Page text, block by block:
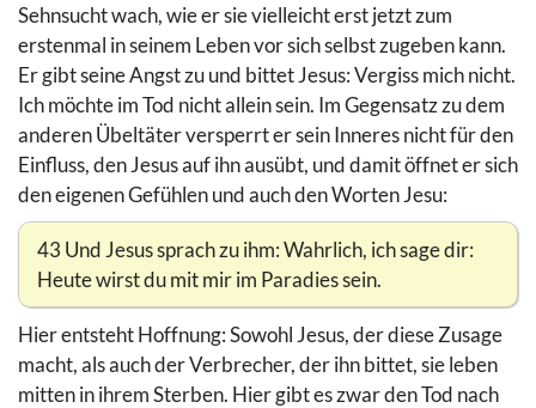
Sehnsucht wach, wie er sie vielleicht erst jetzt zum
erstenmal in seinem Leben vor sich selbst zugeben kann.
Er gibt seine Angst zu und bittet Jesus: Vergiss mich nicht.
Ich möchte im Tod nicht allein sein. Im Gegensatz zu dem
anderen Übeltäter versperrt er sein Inneres nicht für den
Einfluss, den Jesus auf ihn ausübt, und damit öffnet er sich
den eigenen Gefühlen und auch den Worten Jesu:
43 Und Jesus sprach zu ihm: Wahrlich, ich sage dir:
Heute wirst du mit mir im Paradies sein.
Hier entsteht Hoffnung: Sowohl Jesus, der diese Zusage
macht, als auch der Verbrecher, der ihn bittet, sie leben
mitten in ihrem Sterben. Hier gibt es zwar den Tod nach